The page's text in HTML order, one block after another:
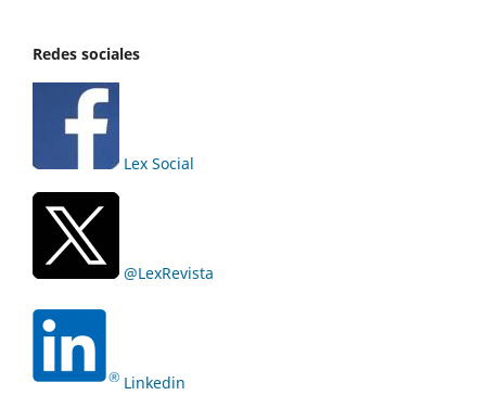
Redes sociales
Lex Social
@LexRevista
Linkedin